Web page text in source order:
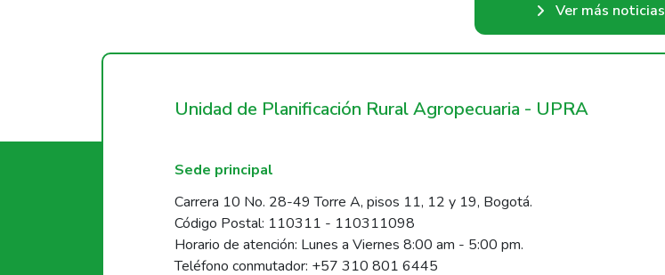
Ver más noticias
Unidad de Planificación Rural Agropecuaria - UPRA
Sede principal
Carrera 10 No. 28-49 Torre A, pisos 11, 12 y 19, Bogotá.
Código Postal: 110311 - 110311098
Horario de atención: Lunes a Viernes 8:00 am - 5:00 pm.
Teléfono conmutador: +57 310 801 6445